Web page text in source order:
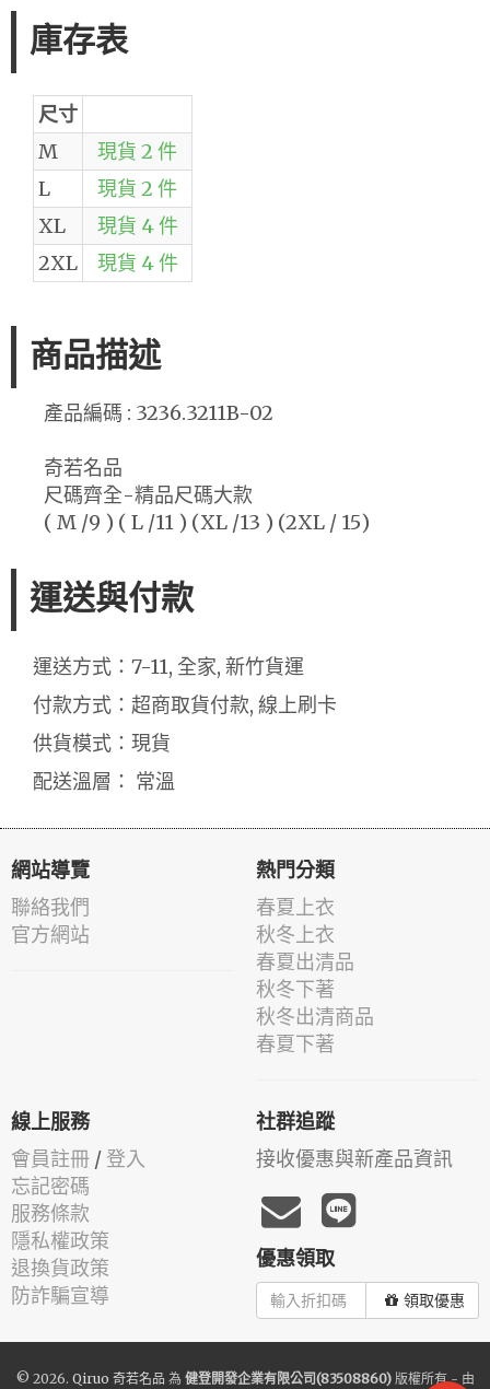
庫存表
尺寸
M
現貨 2 件
L
現貨 2 件
XL
現貨 4 件
2XL
現貨 4 件
商品描述
產品編碼 : 3236.3211B-02
奇若名品
尺碼齊全-精品尺碼大款
( M /9 ) ( L /11 ) (XL /13 ) (2XL / 15)
運送與付款
運送方式：7-11, 全家, 新竹貨運
付款方式：超商取貨付款, 線上刷卡
供貨模式：現貨
配送溫層： 常溫
網站導覽
聯絡我們
官方網站
熱門分類
春夏上衣
秋冬上衣
春夏出清品
秋冬下著
秋冬出清商品
春夏下著
線上服務
會員註冊 / 登入
忘記密碼
服務條款
隱私權政策
退換貨政策
防詐騙宣導
社群追蹤
接收優惠與新產品資訊
優惠領取
領取優惠
© 2026. Qiruo 奇若名品 為 健登開發企業有限公司(83508860)版權所有 - 由